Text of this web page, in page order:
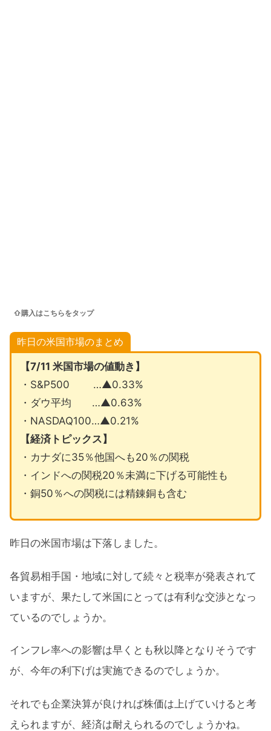
⇧購入はこちらをタップ
昨日の米国市場のまとめ
【7/11 米国市場の値動き】
・S&P500 …▲0.33%
・ダウ平均 …▲0.63%
・NASDAQ100…▲0.21%
【経済トピックス】
・カナダに35％他国へも20％の関税
・インドへの関税20％未満に下げる可能性も
・銅50％への関税には精錬銅も含む
昨日の米国市場は下落しました。
各貿易相手国・地域に対して続々と税率が発表されて
いますが、果たして米国にとっては有利な交渉となっ
ているのでしょうか。
インフレ率への影響は早くとも秋以降となりそうです
が、今年の利下げは実施できるのでしょうか。
それでも企業決算が良ければ株価は上げていけると考
えられますが、経済は耐えられるのでしょうかね。